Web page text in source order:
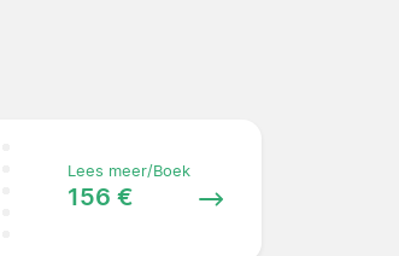
Lees meer/Boek
156 €